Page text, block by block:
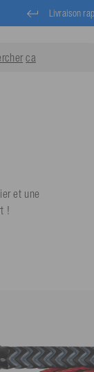
Livraison
gilets...
et une
!